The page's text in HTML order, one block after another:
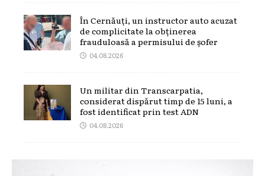
În Cernăuți, un instructor auto acuzat
de complicitate la obținerea
frauduloasă a permisului de șofer
04.08.2026
Un militar din Transcarpatia,
considerat dispărut timp de 15 luni, a
fost identificat prin test ADN
04.08.2026